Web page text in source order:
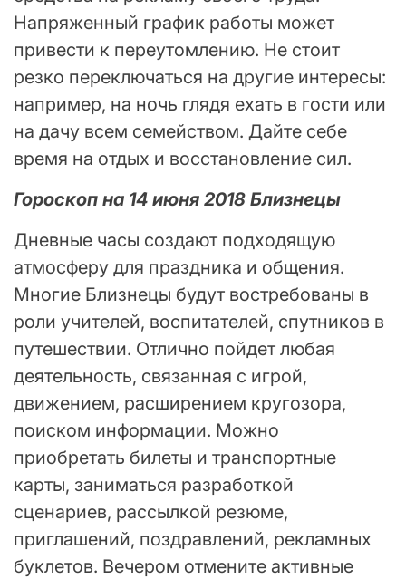
Напряженный график работы может
привести к переутомлению. Не стоит
резко переключаться на другие интересы:
например, на ночь глядя ехать в гости или
на дачу всем семейством. Дайте себе
время на отдых и восстановление сил.
Гороскоп на 14 июня 2018 Близнецы
Дневные часы создают подходящую
атмосферу для праздника и общения.
Многие Близнецы будут востребованы в
роли учителей, воспитателей, спутников в
путешествии. Отлично пойдет любая
деятельность, связанная с игрой,
движением, расширением кругозора,
поиском информации. Можно
приобретать билеты и транспортные
карты, заниматься разработкой
сценариев, рассылкой резюме,
приглашений, поздравлений, рекламных
буклетов. Вечером отмените активные